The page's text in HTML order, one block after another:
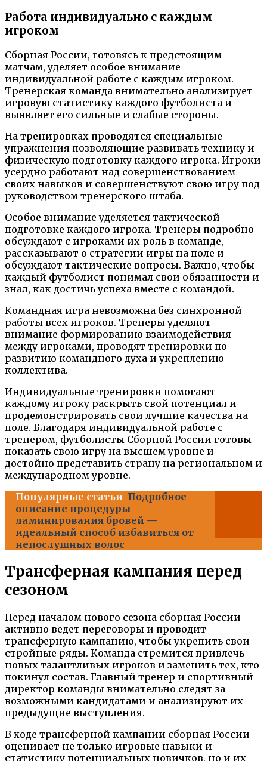
Работа индивидуально с каждым
игроком
Сборная России, готовясь к предстоящим
матчам, уделяет особое внимание
индивидуальной работе с каждым игроком.
Тренерская команда внимательно анализирует
игровую статистику каждого футболиста и
выявляет его сильные и слабые стороны.
На тренировках проводятся специальные
упражнения позволяющие развивать технику и
физическую подготовку каждого игрока. Игроки
усердно работают над совершенствованием
своих навыков и совершенствуют свою игру под
руководством тренерского штаба.
Особое внимание уделяется тактической
подготовке каждого игрока. Тренеры подробно
обсуждают с игроками их роль в команде,
рассказывают о стратегии игры на поле и
обсуждают тактические вопросы. Важно, чтобы
каждый футболист понимал свои обязанности и
знал, как достичь успеха вместе с командой.
Командная игра невозможна без синхронной
работы всех игроков. Тренеры уделяют
внимание формированию взаимодействия
между игроками, проводят тренировки по
развитию командного духа и укреплению
коллектива.
Индивидуальные тренировки помогают
каждому игроку раскрыть свой потенциал и
продемонстрировать свои лучшие качества на
поле. Благодаря индивидуальной работе с
тренером, футболисты Сборной России готовы
показать свою игру на высшем уровне и
достойно представить страну на региональном и
международном уровне.
Популярные статьи Подробное
описание процедуры
ламинирования бровей —
идеальный способ избавиться от
непослушных волос
Трансферная кампания перед
сезоном
Перед началом нового сезона сборная России
активно ведет переговоры и проводит
трансферную кампанию, чтобы укрепить свои
стройные ряды. Команда стремится привлечь
новых талантливых игроков и заменить тех, кто
покинул состав. Главный тренер и спортивный
директор команды внимательно следят за
возможными кандидатами и анализируют их
предыдущие выступления.
В ходе трансферной кампании сборная России
оценивает не только игровые навыки и
статистику потенциальных новичков, но и их